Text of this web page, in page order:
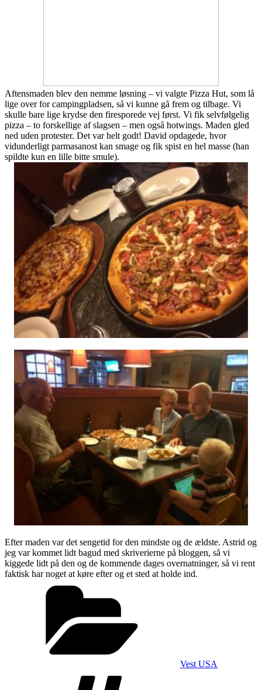
Aftensmaden blev den nemme løsning – vi valgte Pizza Hut, som lå
lige over for campingpladsen, så vi kunne gå frem og tilbage. Vi
skulle bare lige krydse den firesporede vej først. Vi fik selvfølgelig
pizza – to forskellige af slagsen – men også hotwings. Maden gled
ned uden protester. Det var helt godt! David opdagede, hvor
vidunderligt parmasanost kan smage og fik spist en hel masse (han
spildte kun en lille bitte smule).
Efter maden var det sengetid for den mindste og de ældste. Astrid og
jeg var kommet lidt bagud med skriverierne på bloggen, så vi
kiggede lidt på den og de kommende dages overnatninger, så vi rent
faktisk har noget at køre efter og et sted at holde ind.
Vest USA